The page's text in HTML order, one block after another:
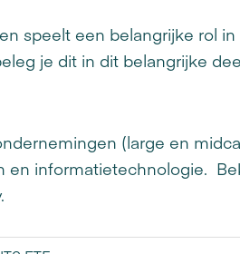
speelt een belangrijke rol
je dit in dit belangrijke
(large en
informatietechnologie.